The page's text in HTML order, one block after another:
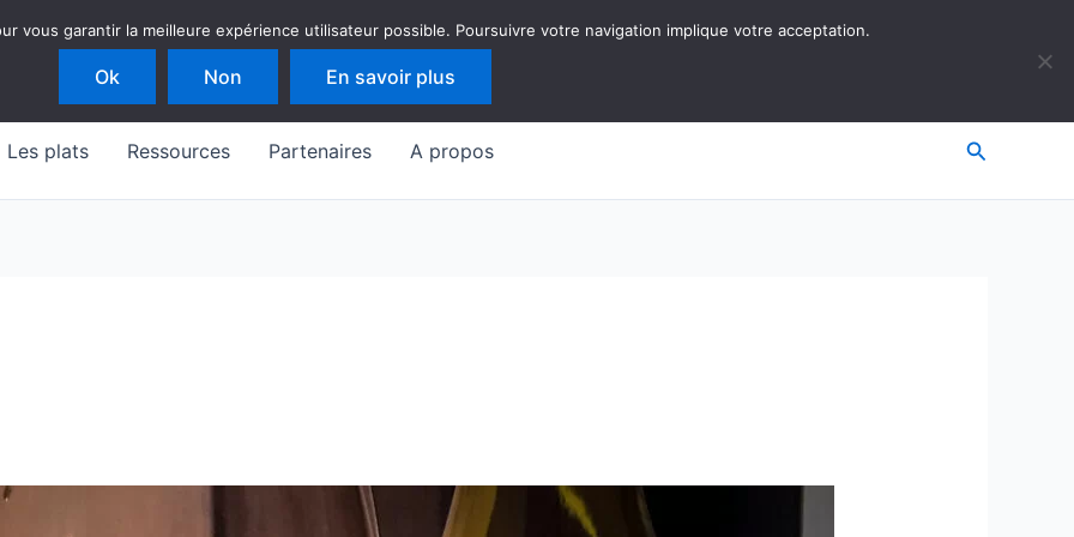
Les plats Ressources Partenaires A propos
vous garantir la meilleure expérience utilisateur possible. Poursuivre votre navigation implique votre acceptation.
Ok Non En savoir plus